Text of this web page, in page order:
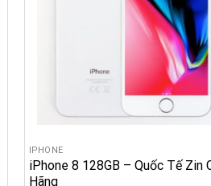
IPHONE
iPhone 8 128GB – Quốc Tế Zin
Hãng